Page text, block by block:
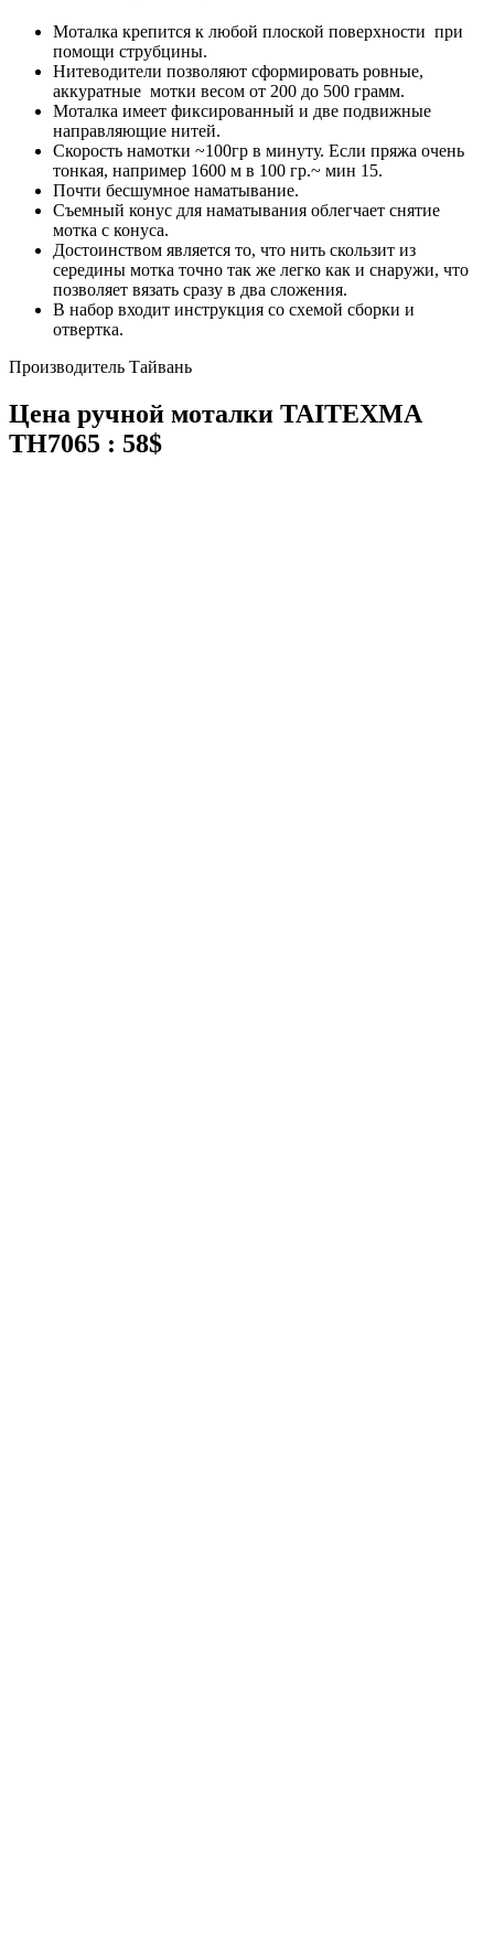
Моталка крепится к любой плоской поверхности при
помощи струбцины.
Нитеводители позволяют сформировать ровные,
аккуратные мотки весом от 200 до 500 грамм.
Моталка имеет фиксированный и две подвижные
направляющие нитей.
Скорость намотки ~100гр в минуту. Если пряжа очень
тонкая, например 1600 м в 100 гр.~ мин 15.
Почти бесшумное наматывание.
Съемный конус для наматывания облегчает снятие
мотка с конуса.
Достоинством является то, что нить скользит из
середины мотка точно так же легко как и снаружи, что
позволяет вязать сразу в два сложения.
В набор входит инструкция со схемой сборки и
отвертка.
Производитель Тайвань
Цена ручной моталки TAITEXMA
TH7065 : 58$